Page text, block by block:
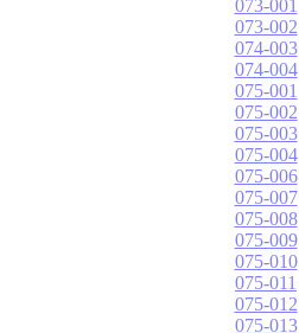
073-001
073-002
074-003
074-004
075-001
075-002
075-003
075-004
075-006
075-007
075-008
075-009
075-010
075-011
075-012
075-013